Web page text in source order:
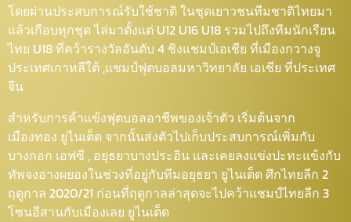
โดยผ่านประสบการณ์รับใช้ชาติ ในชุดเยาวชนทีมชาติไทยมา
แล้วเกือบทุกชุด ไล่มาตั้งแต่ U12 U16 U18 รวมไปถึงทีมนักเรียน
ไทย U18 ที่คว้ารางวัลอันดับ 4 ชิงแชมป์เอเชีย ที่เมืองกวางจู
ประเทศเกาหลีใต้ ,แชมป์ฟุตบอลมหาวิทยาลัย เอเชีย ที่ประเทศ
จีน
สำหรับการค้าแข้งฟุตบอลอาชีพของเจ้าตัว เริ่มต้นจาก
เมืองทอง ยูไนเต็ด จากนั้นส่งตัวไปเก็บประสบการณ์เพิ่มกับ
บางกอก เอฟซี , อยุธยาบางประอิน และเคยลงแข่งปะทะแข้งกับ
ทัพจงอางผยองในช่วงที่อยู่กับทีมอยุธยา ยูไนเต็ด ศึกไทยลีก 2
ฤดูกาล 2020/21 ก่อนที่ฤดูกาลล่าสุดจะไปคว้าแชมป์ไทยลีก 3
โซนอีสานกับเมืองเลย ยูไนเต็ด